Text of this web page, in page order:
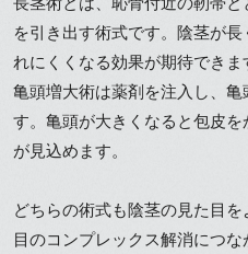
を引き出す術式です。陰茎が
れにくくなる効果が期待できま
亀頭増大術は薬剤を注入し、
す。亀頭が大きくなると包皮
が見込めます。
どちらの術式も陰茎の見た目
目のコンプレックス解消につな